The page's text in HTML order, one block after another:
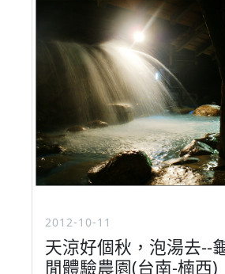
2012-10-11
天涼好個秋，泡湯去--
閒體驗農園(台南-楠西)